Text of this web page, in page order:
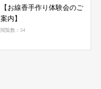
【お線香手作り体験会のご
案内】
閲覧数：54